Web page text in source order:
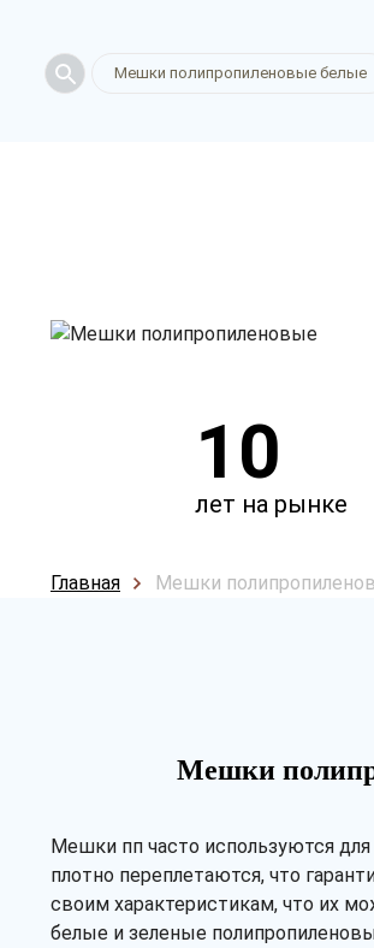
Мешки полипропиленовые белые
в
только
10
лет на рынке
Главная Мешки
Мешки
Мешки пп часто используются
плотно переплетаются, что
своим характеристикам, что их
белые и зеленые